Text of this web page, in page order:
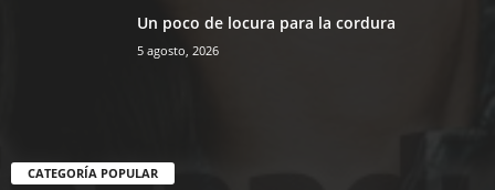
Un poco de locura para la cordura
5 agosto, 2026
CATEGORÍA POPULAR